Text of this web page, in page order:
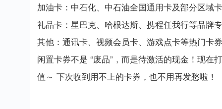
加油卡：中石化、中石油全国通用卡及部分区域
礼品卡：星巴克、哈根达斯、携程任我行等品牌
其他：通讯卡、视频会员卡、游戏点卡等热门卡
闲置卡券不是 “废品”，而是待激活的现金！现
值～ 下次收到用不上的卡券，也不用再发愁啦！